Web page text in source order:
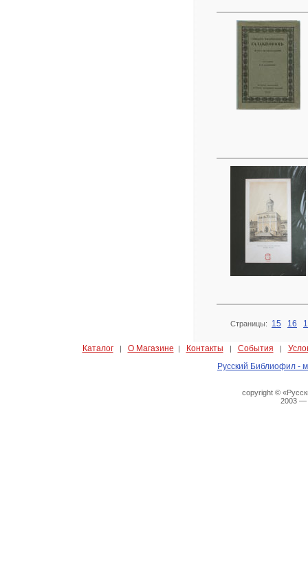
Страницы: 15 16
Каталог| О Магазине | Контакты | События |
Русский Библиофил -
copyright ©
2003 —